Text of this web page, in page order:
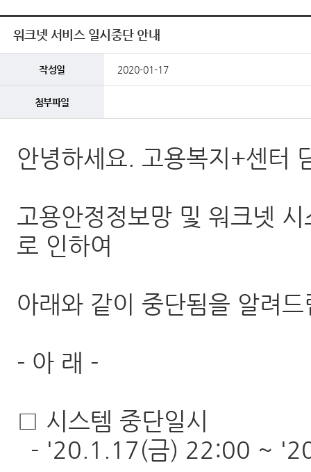
워크넷 서비스 일시중단 안내
작성일 2020-01-17
첨부파일
안녕하세요. 고용복지+센터
고용안정정보망 및 워크넷
로 인하여
아래와 같이 중단됨을 알려
- 아 래 -
□ 시스템 중단일시
- '20.1.17(금) 22:00 ~